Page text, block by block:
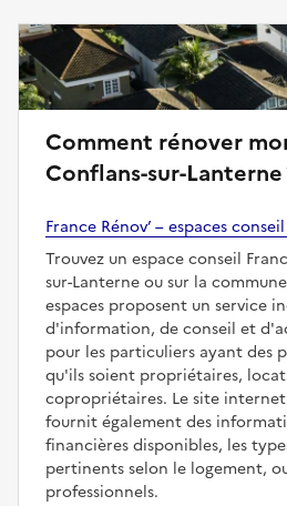
Comment rénover
Conflans-sur-Lanterne
France Rénov’ – espaces conseil
Trouvez un espace conseil
sur-Lanterne ou sur la
espaces proposent un service
d'information, de conseil et
pour les particuliers ayant des
qu'ils soient propriétaires,
copropriétaires. Le site internet
fournit également des
financières disponibles, les
pertinents selon le logement,
professionnels.